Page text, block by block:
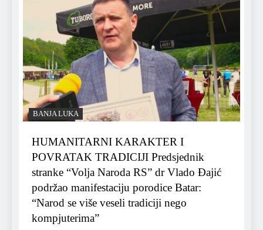
BANJA LUKA
HUMANITARNI KARAKTER I
POVRATAK TRADICIJI Predsjednik
stranke “Volja Naroda RS” dr Vlado Đajić
podržao manifestaciju porodice Batar:
“Narod se više veseli tradiciji nego
kompjuterima”